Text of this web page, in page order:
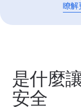
瞭解
是什麼
安全